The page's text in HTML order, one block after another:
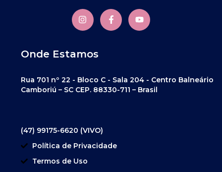
Onde Estamos
Rua 701 nº 22 - Bloco C - Sala 204 - Centro Balneário
Camboriú – SC CEP. 88330-711 – Brasil
(47) 99175-6620 (VIVO)
Política de Privacidade
Termos de Uso